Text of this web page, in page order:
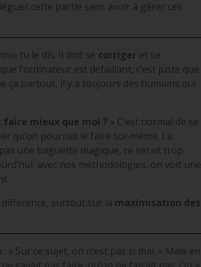
cette partie sans avoir à gérer ces
tu le dis. Il doit se corriger et se
l’ordinateur est défaillant, c’est juste que
ça partout, il y a toujours des humains qui
faire mieux que moi ? » C’est normal de se
qu’on pourrait le faire soi-même. La
une baguette magique, ce serait trop
avec nos méthodologies, on voit une
surtout sur la maximisation des
Sur ce sujet, on n’est pas si mal. » Mais en